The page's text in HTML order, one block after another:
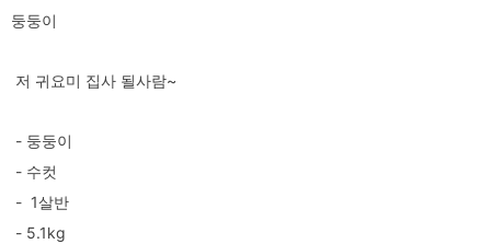
둥둥이
저 귀요미 집사 될사람~
- 둥둥이
- 수컷
- 1살반
- 5.1kg